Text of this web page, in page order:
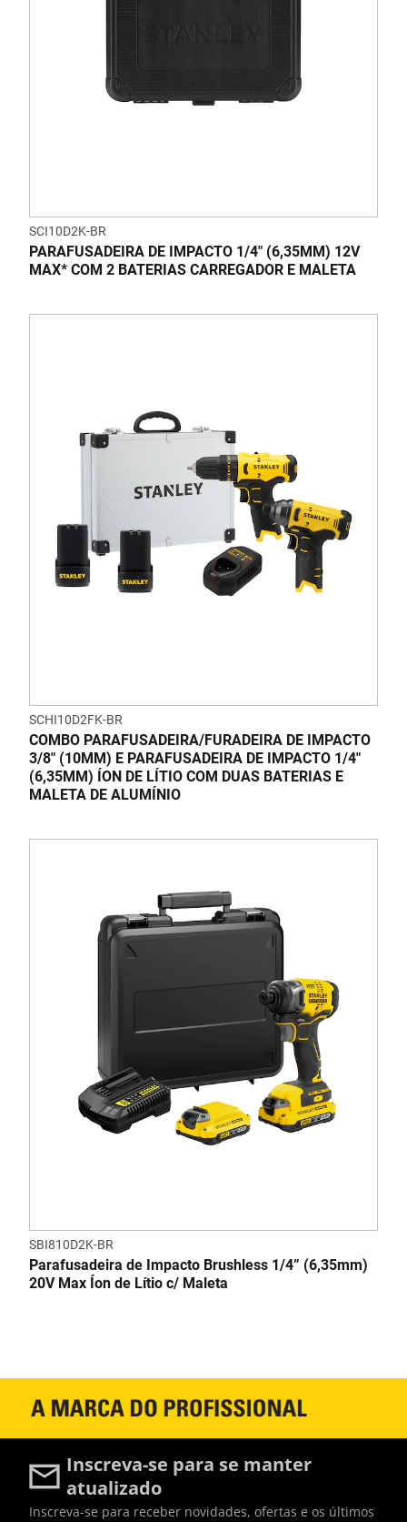
SCI10D2K-BR
PARAFUSADEIRA DE IMPACTO 1/4" (6,35MM) 12V
MAX* COM 2 BATERIAS CARREGADOR E MALETA
SCHI10D2FK-BR
COMBO PARAFUSADEIRA/FURADEIRA DE IMPACTO
3/8" (10MM) E PARAFUSADEIRA DE IMPACTO 1/4"
(6,35MM) ÍON DE LÍTIO COM DUAS BATERIAS E
MALETA DE ALUMÍNIO
SBI810D2K-BR
Parafusadeira de Impacto Brushless 1/4” (6,35mm)
20V Max Íon de Lítio c/ Maleta
Inscreva-se para se manter
atualizado
Inscreva-se para receber novidades, ofertas e os últimos